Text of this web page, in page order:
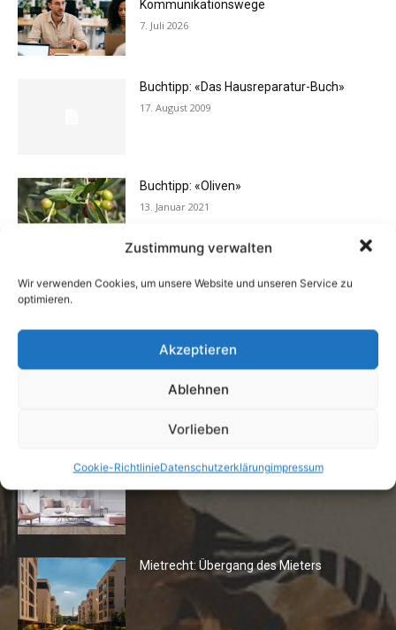
Zustimmung verwalten
Wir verwenden Cookies, um unsere Website und unseren Service zu
optimieren.
Akzeptieren
Ablehnen
Vorlieben
Cookie-RichtlinieDatenschutzerklärungimpressum
Kommunikationswege
7. Juli 2026
Buchtipp: «Das Hausreparatur-Buch»
17. August 2009
Buchtipp: «Oliven»
13. Januar 2021
Vermieter aufgepasst: Wenn Mieter ihre
Die Redaktion empfiehlt
Fototapeten: Neuer Look fürs
Mietrecht: Übergang des Mieters